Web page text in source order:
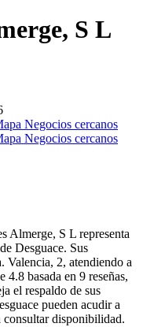
S L
Negocios cercanos
Negocios cercanos
Almerge, S L representa
Desguace. Sus
Valencia, 2, atendiendo a
basada en 9 reseñas,
el respaldo de sus
pueden acudir a
consultar disponibilidad.